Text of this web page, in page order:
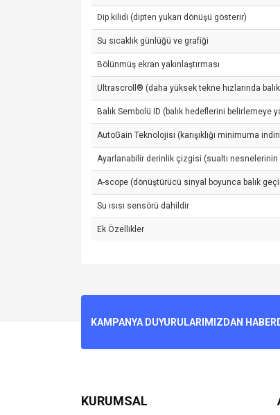
Dip kilidi (dipten yukarı dönüşü gösterir)
Su sıcaklık günlüğü ve grafiği
Bölünmüş ekran yakınlaştırması
Ultrascroll® (daha yüksek tekne hızlarında
Balık Sembolü ID (balık hedeflerini belirlemeye
AutoGain Teknolojisi (karışıklığı minimuma
Ayarlanabilir derinlik çizgisi (sualtı
A-scope (dönüştürücü sinyal boyunca balık
Su ısısı sensörü dahildir
Ek Özellikler
Ürün resmi kalitesiz, bozuk veya
Bu ürüne benzer farklı alternatifler olmalı.
KAMPANYA DUYURULARIMIZDAN
KURUMSAL